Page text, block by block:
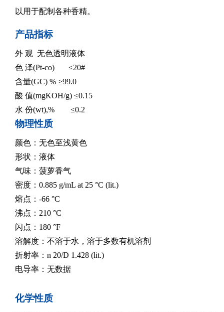
以用于配制各种香精。
产品指标
外 观 无色透明液体
色 泽(Pt-co)
≤20#
含量(GC) % ≥99.0
酸 值(mgKOH/g) ≤0.15
水 份(wt),%
≤0.2
物理性质
颜色：无色至浅黄色
形状：液体
气味：菠萝香气
密度：0.885 g/mL at 25 °C (lit.)
熔点：-66 °C
沸点：210 °C
闪点：180 °F
溶解度：不溶于水，溶于多数有机溶剂
折射率：n 20/D 1.428 (lit.)
电导率：无数据
化学性质